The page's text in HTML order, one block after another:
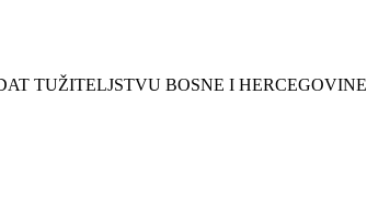
TUŽITELJSTVU BOSNE I HERCEGOVINE